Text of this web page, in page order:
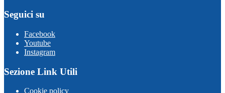
Seguici su
Facebook
Youtube
Instagram
Sezione Link Utili
Cookie policy